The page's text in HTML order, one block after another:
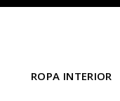
ROPA INTERIOR